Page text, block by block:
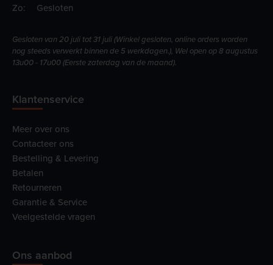
Zo:
Gesloten
Gesloten van 20 juli tot 31 juli (Winkel gesloten, online orders worden
nog steeds verwerkt binnen de 5 werkdagen.), Wel open op 8 augustus
13u00 - 17u00 (Eerste zaterdag van de maand).
Klantenservice
Meer over ons
Contacteer ons
Bestelling & Levering
Betalen
Retourneren
Garantie & Service
Veelgestelde vragen
Ons aanbod